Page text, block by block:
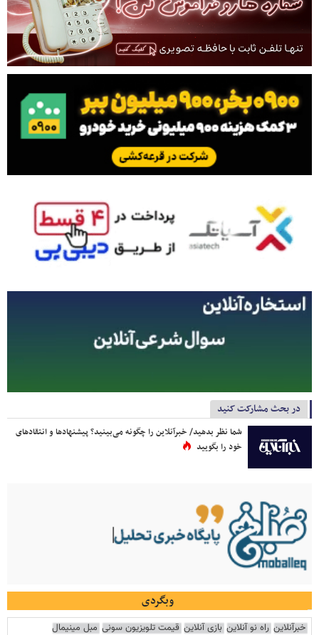
در بحث مشارکت کنید
شما نظر بدهید/ خبرآنلاین را چگونه می‌بینید؟ پیشنهادها و انتقادهای
خود را بگویید
وبگردی
خبرآنلاین راه نو آنلاین بازی آنلاین قیمت تلویزیون سونی مبل مینیمال